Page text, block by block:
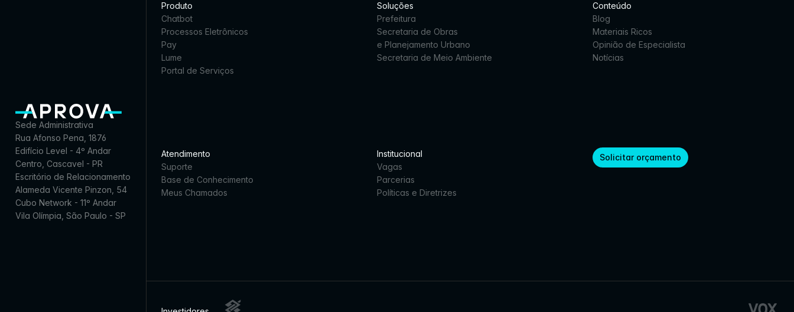
Sede Administrativa
Rua Afonso Pena, 1876
Edifício Level - 4º Andar
Centro, Cascavel - PR
Escritório de Relacionamento
Alameda Vicente Pinzon, 54
Cubo Network - 11º Andar
Vila Olímpia, São Paulo - SP
Produto
Chatbot
Processos Eletrônicos
Pay
Lume
Portal de Serviços
Soluções
Prefeitura
Secretaria de Obras
e Planejamento Urbano
Secretaria de Meio Ambiente
Conteúdo
Blog
Materiais Ricos
Opinião de Especialista
Notícias
Atendimento
Suporte
Base de Conhecimento
Meus Chamados
Institucional
Vagas
Parcerias
Políticas e Diretrizes
Solicitar orçamento